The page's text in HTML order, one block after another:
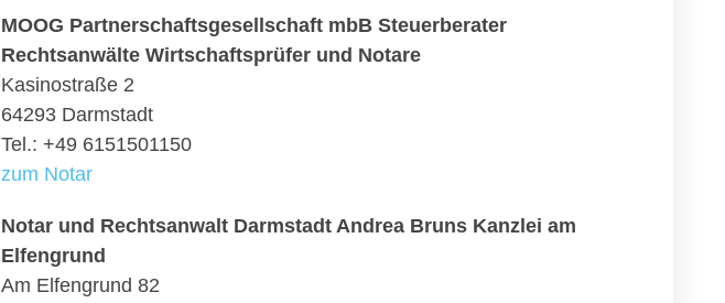
MOOG Partnerschaftsgesellschaft mbB Steuerberater
Rechtsanwälte Wirtschaftsprüfer und Notare
Kasinostraße 2
64293 Darmstadt
Tel.: +49 6151501150
zum Notar
Notar und Rechtsanwalt Darmstadt Andrea Bruns Kanzlei am
Elfengrund
Am Elfengrund 82